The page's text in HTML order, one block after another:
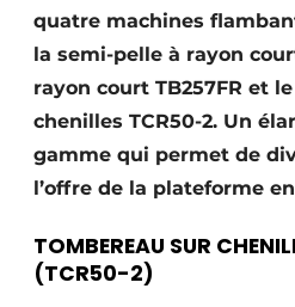
Contrôle d’accès
Éclairage
Fondations
Façades
Géotextiles
quatre machines
la semi-pelle à rayon
rayon court TB257FR et
chenilles TCR50-2. Un
gamme qui permet de
l’offre de la plateforme
TOMBEREAU SUR
(TCR50-2)